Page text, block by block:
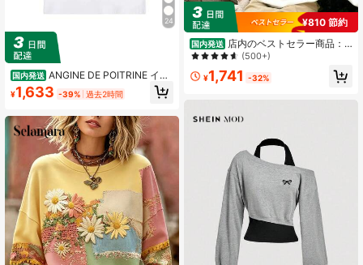
24
国内発送 ANGINE DE POITRINE イラ
ストTシャツ - 短袖クルーネックコッ
トンTシャツ、ユニークなデザイン、
コーデに最適なファッションアイテ
ム
¥1,633 -39% 過去2時間
¥810 節約
国内発送 店内のベストセラー商品：3
20g カジュアルでリラックスしたス
ナブルなゆったりとしたラウンドネ
ススタイルのプルオーバー、楽しい
(500+)
¥1,741 -32%